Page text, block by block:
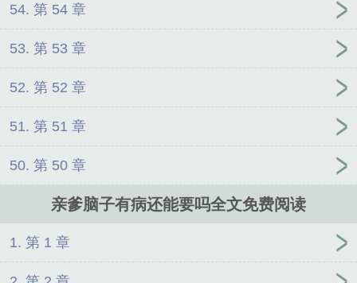
54. 第 54 章
53. 第 53 章
52. 第 52 章
51. 第 51 章
50. 第 50 章
亲爹脑子有病还能要吗全文免费阅读
1. 第 1 章